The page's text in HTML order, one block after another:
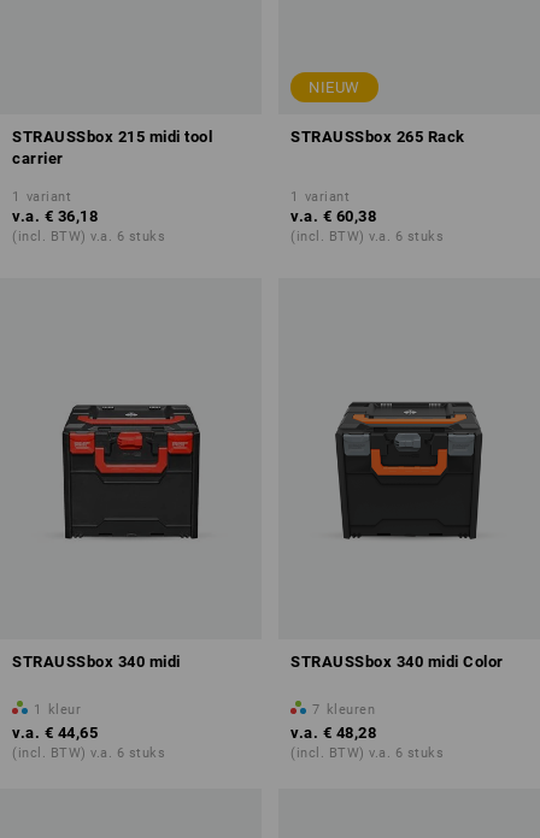
STRAUSSbox 215 midi tool
carrier
1 variant
v.a. € 36,18
(incl. BTW) v.a. 6 stuks
NIEUW
STRAUSSbox 265 Rack
1 variant
v.a. € 60,38
(incl. BTW) v.a. 6 stuks
STRAUSSbox 340 midi
1 kleur
v.a. € 44,65
(incl. BTW) v.a. 6 stuks
STRAUSSbox 340 midi Color
7 kleuren
v.a. € 48,28
(incl. BTW) v.a. 6 stuks